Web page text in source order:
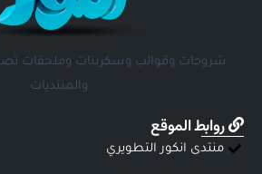
شروحات وقوالب وسكربتات وملحقات
والمنتديات
روابط الموقع
منتدى انكور التطويري